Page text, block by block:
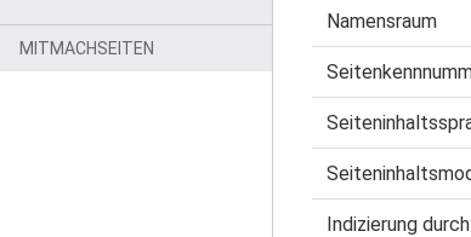
Namensraum
Indizierung
MITMACHSEITEN